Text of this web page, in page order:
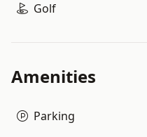
Golf
Amenities
Parking